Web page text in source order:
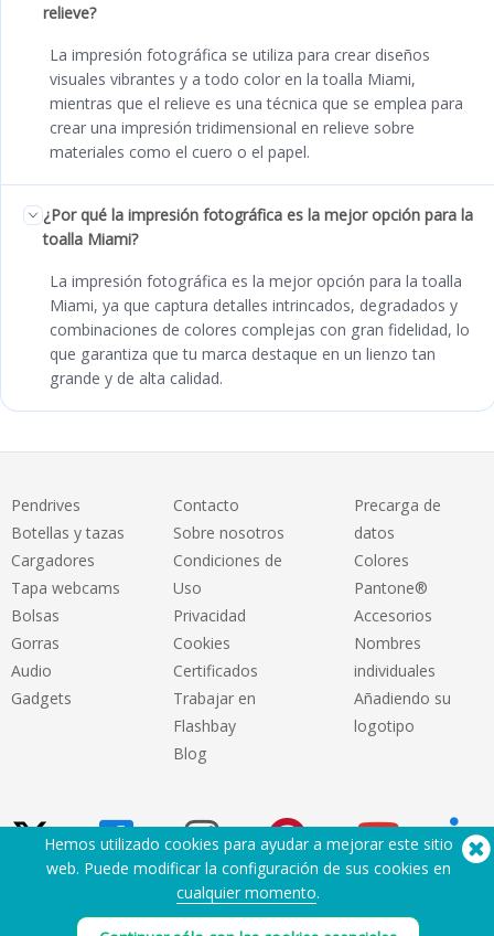
relieve?
La impresión fotográfica se utiliza para crear diseños
visuales vibrantes y a todo color en la toalla Miami,
mientras que el relieve es una técnica que se emplea para
crear una impresión tridimensional en relieve sobre
materiales como el cuero o el papel.
¿Por qué la impresión fotográfica es la mejor opción para la
toalla Miami?
La impresión fotográfica es la mejor opción para la toalla
Miami, ya que captura detalles intrincados, degradados y
combinaciones de colores complejas con gran fidelidad, lo
que garantiza que tu marca destaque en un lienzo tan
grande y de alta calidad.
Pendrives
Botellas y tazas
Cargadores
Tapa webcams
Bolsas
Gorras
Audio
Gadgets
Contacto
Sobre nosotros
Condiciones de
Uso
Privacidad
Cookies
Certificados
Trabajar en
Flashbay
Blog
Precarga de
datos
Colores
Pantone®
Accesorios
Nombres
individuales
Añadiendo su
logotipo
¿Necesita ayuda? Tlf:(650) 938-3500 (US)
Hemos utilizado cookies para ayudar a mejorar este sitio
web. Puede modificar la configuración de sus cookies en
cualquier momento.